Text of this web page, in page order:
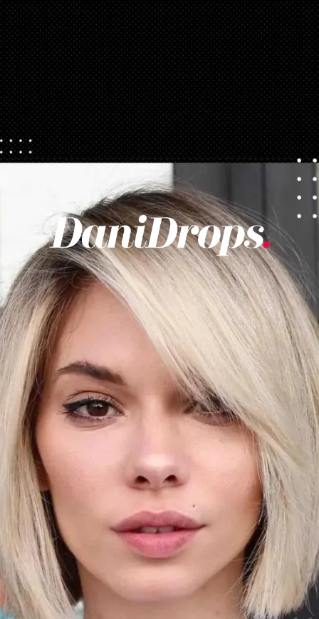
https://danidrops.com.br/tendencia-corte-de-cabelo-feminino-2025/